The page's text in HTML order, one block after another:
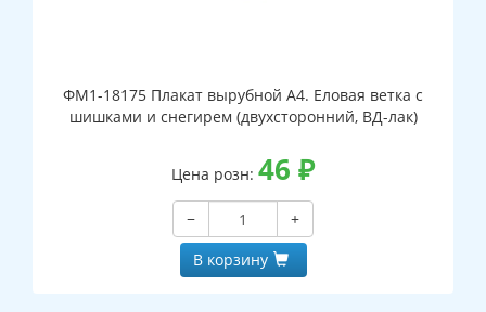
ФМ1-18175 Плакат вырубной А4. Еловая ветка с
шишками и снегирем (двухсторонний, ВД-лак)
Цена розн: 46 ₽
−
+
В корзину